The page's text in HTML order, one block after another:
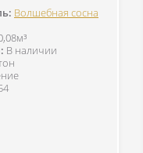
Волшебная сосна
В наличии